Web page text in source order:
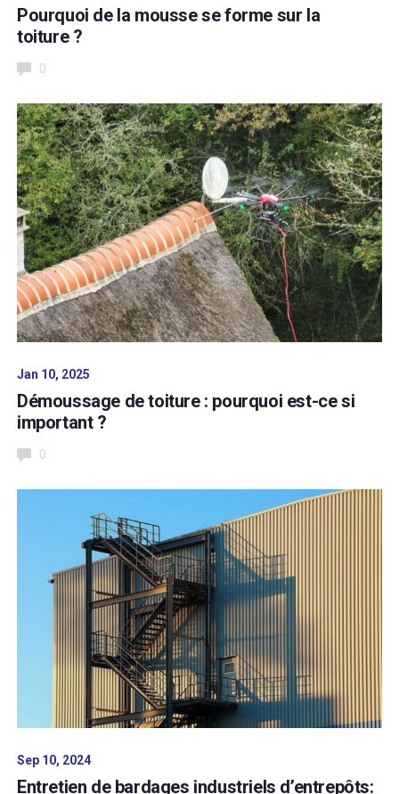
Pourquoi de la mousse se forme sur la
toiture ?
0
Jan 10, 2025
Démoussage de toiture : pourquoi est-ce si
important ?
0
Sep 10, 2024
Entretien de bardages industriels d’entrepôts: